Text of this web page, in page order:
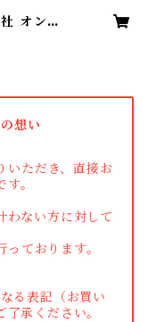
オンラ
想い
いただき、直接お
。
わない方に対して
ております。
る表記（お買い
承ください。